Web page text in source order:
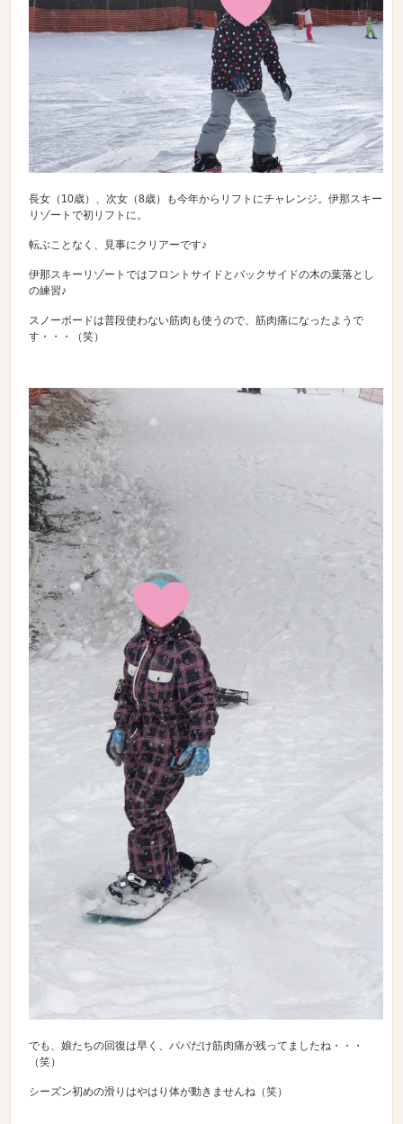
長女（10歳）、次女（8歳）も今年からリフトにチャレンジ。伊那スキー
リゾートで初リフトに。
転ぶことなく、見事にクリアーです♪
伊那スキーリゾートではフロントサイドとバックサイドの木の葉落とし
の練習♪
スノーボードは普段使わない筋肉も使うので、筋肉痛になったようで
す・・・（笑）
でも、娘たちの回復は早く、パパだけ筋肉痛が残ってましたね・・・
（笑）
シーズン初めの滑りはやはり体が動きませんね（笑）